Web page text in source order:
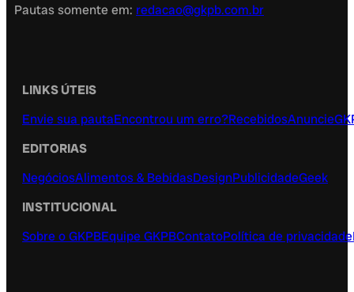
Pautas somente em: redacao@gkpb.com.br
LINKS ÚTEIS
Envie sua pautaEncontrou um erro?RecebidosAnuncie
EDITORIAS
NegóciosAlimentos & BebidasDesignPublicidadeGeek
INSTITUCIONAL
Sobre o GKPBEquipe GKPBContatoPolítica de privacidade